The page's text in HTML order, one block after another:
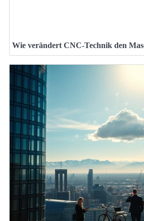
Wie verändert CNC-Technik den